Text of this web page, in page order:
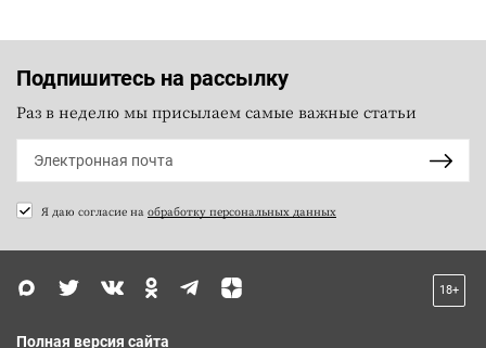
Подпишитесь на рассылку
Раз в неделю мы присылаем самые важные статьи
Я даю согласие на обработку персональных данных
18+
Полная версия сайта